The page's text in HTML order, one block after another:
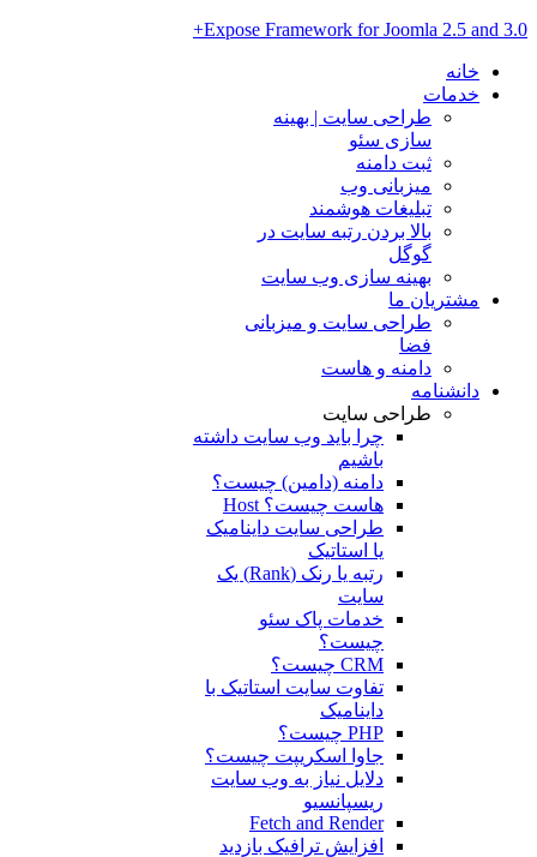
Expose Framework for Joomla 2.5 and 3.0+
خانه
خدمات
طراحی سایت | بهینه
سازی سئو
ثبت دامنه
میزبانی وب
تبلیغات هوشمند
بالا بردن رتبه سایت در
گوگل
بهینه سازی وب سایت
مشتریان ما
طراحی سایت و میزبانی
فضا
دامنه و هاست
دانشنامه
طراحی سایت
چرا باید وب سایت داشته
باشیم
دامنه (دامین) چیست؟
هاست چیست؟ Host
طراحی سایت داینامیک
یا استاتیک
رتبه یا رنک (Rank) یک
سایت
خدمات پاک سئو
چیست؟
CRM چیست؟
تفاوت سایت استاتیک با
داینامیک
PHP چیست؟
جاوا اسکریپت چیست؟
دلايل نياز به وب سايت
ريسپانسيو
Fetch and Render
افزایش ترافیک بازدید